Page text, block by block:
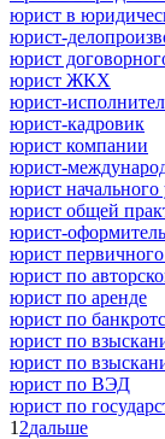
юрист в
юрист-
юрист
юрист ЖКХ
юрист-
юрист-кадровик
юрист компании
юрист-
юрист начального
юрист общей
юрист-оформитель
юрист
юрист по
юрист по аренде
юрист по
юрист по
юрист по
юрист по ВЭД
юрист по
1 2дальше